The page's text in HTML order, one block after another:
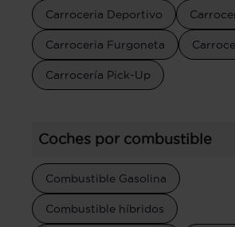
Carroceria Deportivo
Carroceria Furgoneta
Carrocería Pick-Up
Coches por combustible
Combustible Gasolina
Combustible híbridos